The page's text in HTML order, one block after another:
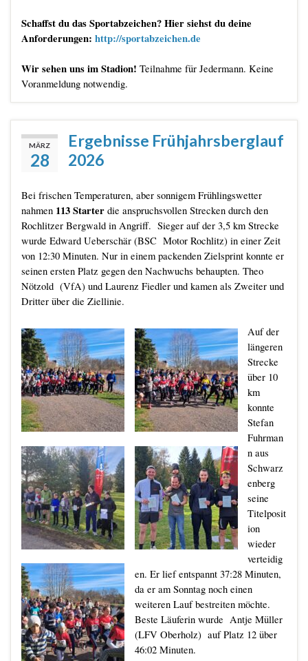
Schaffst du das Sportabzeichen? Hier siehst du deine
Anforderungen: http://sportabzeichen.de
Wir sehen uns im Stadion! Teilnahme für Jedermann. Keine
Voranmeldung notwendig.
MÄRZ
28
Ergebnisse Frühjahrsberglauf
2026
Bei frischen Temperaturen, aber sonnigem Frühlingswetter
nahmen 113 Starter die anspruchsvollen Strecken durch den
Rochlitzer Bergwald in Angriff. Sieger auf der 3,5 km Strecke
wurde Edward Ueberschär (BSC Motor Rochlitz) in einer Zeit
von 12:30 Minuten. Nur in einem packenden Zielsprint konnte er
seinen ersten Platz gegen den Nachwuchs behaupten. Theo
Nötzold (VfA) und Laurenz Fiedler und kamen als Zweiter und
Dritter über die Ziellinie.
Auf der
längeren
Strecke
über 10
km
konnte
Stefan
Fuhrman
n aus
Schwarz
enberg
seine
Titelposit
ion
wieder
verteidig
en. Er lief entspannt 37:28 Minuten,
da er am Sonntag noch einen
weiteren Lauf bestreiten möchte.
Beste Läuferin wurde Antje Müller
(LFV Oberholz) auf Platz 12 über
46:02 Minuten.